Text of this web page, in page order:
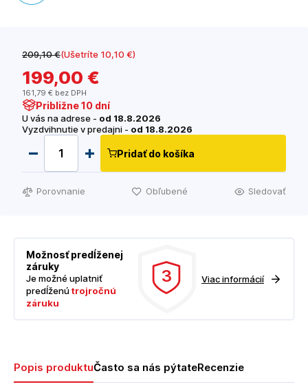
209,10 €(Ušetríte 10,10 €)
199,00 €
161,79 € bez DPH
Približne 10 dní
U vás na adrese - od 18.8.2026
Vyzdvihnutie v predajni - od 18.8.2026
Pridať do košíka
Porovnanie Obľubené Sledovať
Možnosť predĺženej
záruky
Je možné uplatniť
predĺženútrojročnú
záruku
3 Viac informácií
Popis produktuČasto sa nás pýtateRecenzie